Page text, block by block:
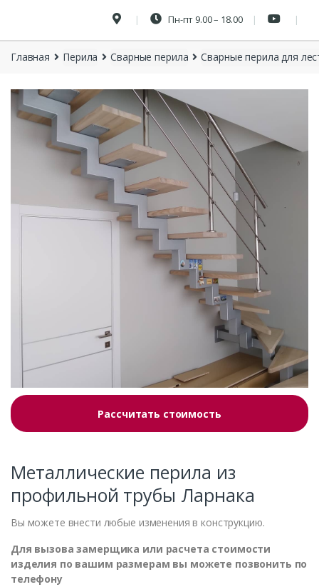
Пн-пт 9.00 – 18.00
Главная Перила Сварные перила Сварные перила для
Рассчитать стоимость
Металлические перила из
профильной трубы Ларнака
Вы можете внести любые изменения в конструкцию.
Для вызова замерщика или расчета стоимости
изделия по вашим размерам вы можете позвонить по
телефону